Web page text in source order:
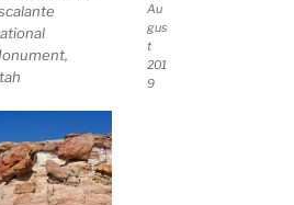
Au
gus
t
201
9